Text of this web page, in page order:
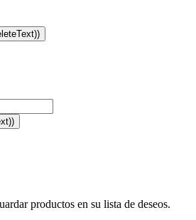
productos en su lista de deseos.